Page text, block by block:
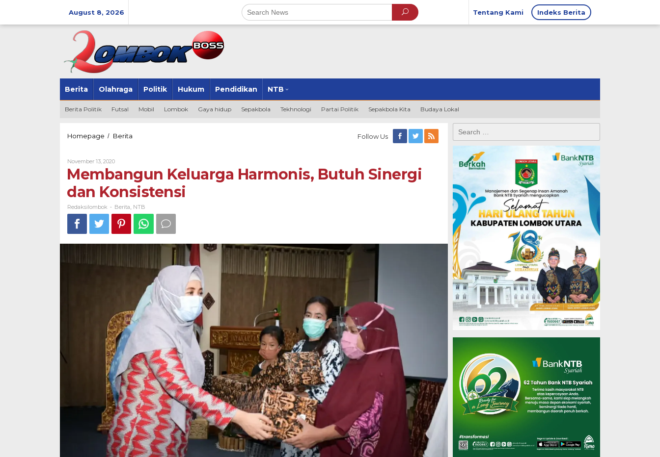
August 8, 2026 Tentang Kami Indeks Berita
Berita Olahraga Politik Hukum Pendidikan NTB
Berita Politik Futsal Mobil Lombok Gaya hidup Sepakbola Tekhnologi Partai Politik Sepakbola Kita Budaya Lokal
Homepage / Berita
Sinergi
dan
Konsistensi
Follow Us
November 13, 2020By
Membangun Keluarga Harmonis, Butuh Sinergi
dan Konsistensi
Redaksilombok - Berita NTB
for: